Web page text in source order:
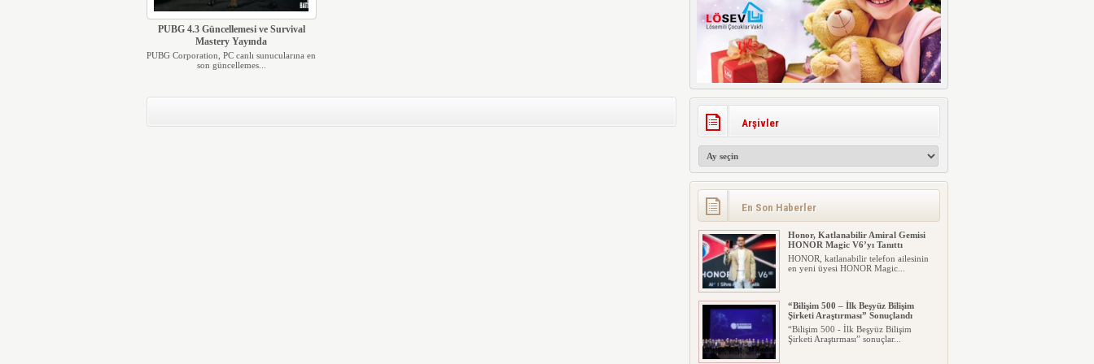
PUBG 4.3 Güncellemesi ve Survival
Mastery Yayında
PUBG Corporation, PC canlı sunucularına en
son güncellemes...
Arşivler
En Son Haberler
Honor, Katlanabilir Amiral Gemisi
HONOR Magic V6’yı Tanıttı
HONOR, katlanabilir telefon ailesinin
en yeni üyesi HONOR Magic...
“Bilişim 500 – İlk Beşyüz Bilişim
Şirketi Araştırması” Sonuçlandı
“Bilişim 500 - İlk Beşyüz Bilişim
Şirketi Araştırması” sonuçlar...